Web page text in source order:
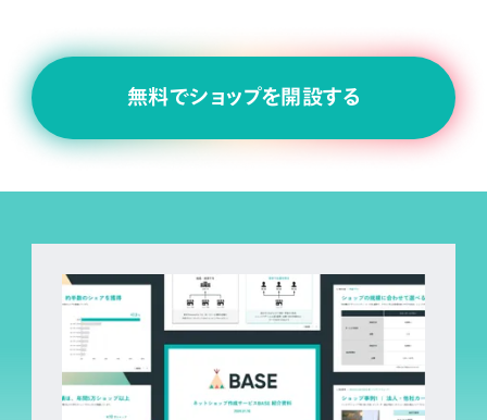
無料でショップを開設する